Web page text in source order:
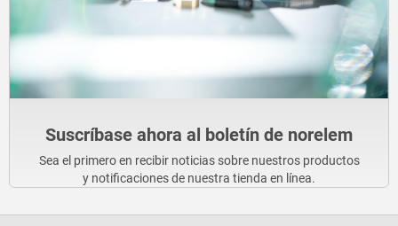
Suscríbase ahora al boletín de norelem
Sea el primero en recibir noticias sobre nuestros productos
y notificaciones de nuestra tienda en línea.